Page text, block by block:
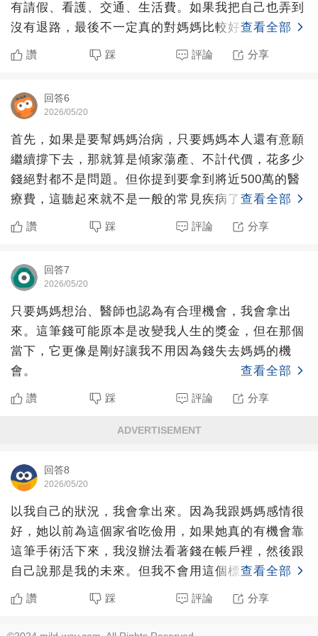
有請假、看護、交通、生活費。如果我把自己也弄到
沒有退路，最後不一定真的對媽媽比較好。有時候留
一點錢，是為
查看全部
讚 踩 評論 分享
回答6
2026/05/20
首先，如果是要幫媽媽治病，只要媽媽本人還有意願
繼續撐下去，那就算是傾家蕩產、不計代價，花多少
錢絕對都不是問題。但你提到要拿到將近500萬的醫
療費，這聽起來就不是一般的常見疾病了。既然這
樣，治療的核心就
查看全部
讚 踩 評論 分享
回答7
2026/05/20
只要媽媽想治、醫師也認為有合理機會，我會拿出
來。這筆錢可能原本是改變我人生的獎金，但在那個
當下，它更像是剛好讓我不用因為錢失去媽媽的機
會。
查看全部
讚 踩 評論 分享
ADVERTISEMENT
回答8
2026/05/20
以我自己的狀況，我會拿出來。因為我跟媽媽感情很
好，她以前為這個家省吃儉用，如果她真的有機會靠
這筆手術活下來，我沒辦法看著錢在帳戶裡，然後跟
自己說那是我的未來。但我不會用這個標準去要求別
人。不是每個人都
查看全部
讚 踩 評論 分享